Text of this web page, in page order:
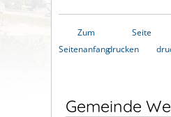
Zum
Seitenanfang
Seite
drucken
Gemeinde